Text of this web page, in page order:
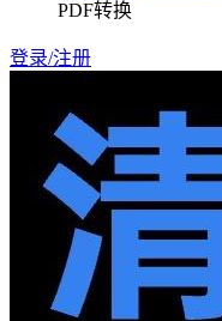
PDF转换
登录/注册